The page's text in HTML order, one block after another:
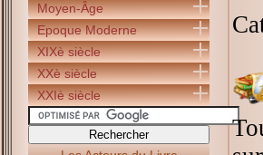
Moyen-Âge
Epoque Moderne
XIXè siècle
XXè siècle
XXIè siècle